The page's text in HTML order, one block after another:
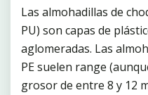
Las almohadillas de
PU) son capas de
aglomeradas. Las
PE suelen range
grosor de entre 8 y 12